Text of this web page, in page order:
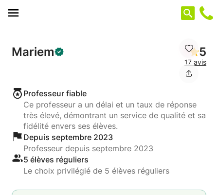
Mariem 5
17 avis
Professeur fiable
Ce professeur a un délai et un taux de réponse
très élevé, démontrant un service de qualité et sa
fidélité envers ses élèves.
Depuis septembre 2023
Professeur depuis septembre 2023
5 élèves réguliers
Le choix privilégié de 5 élèves réguliers